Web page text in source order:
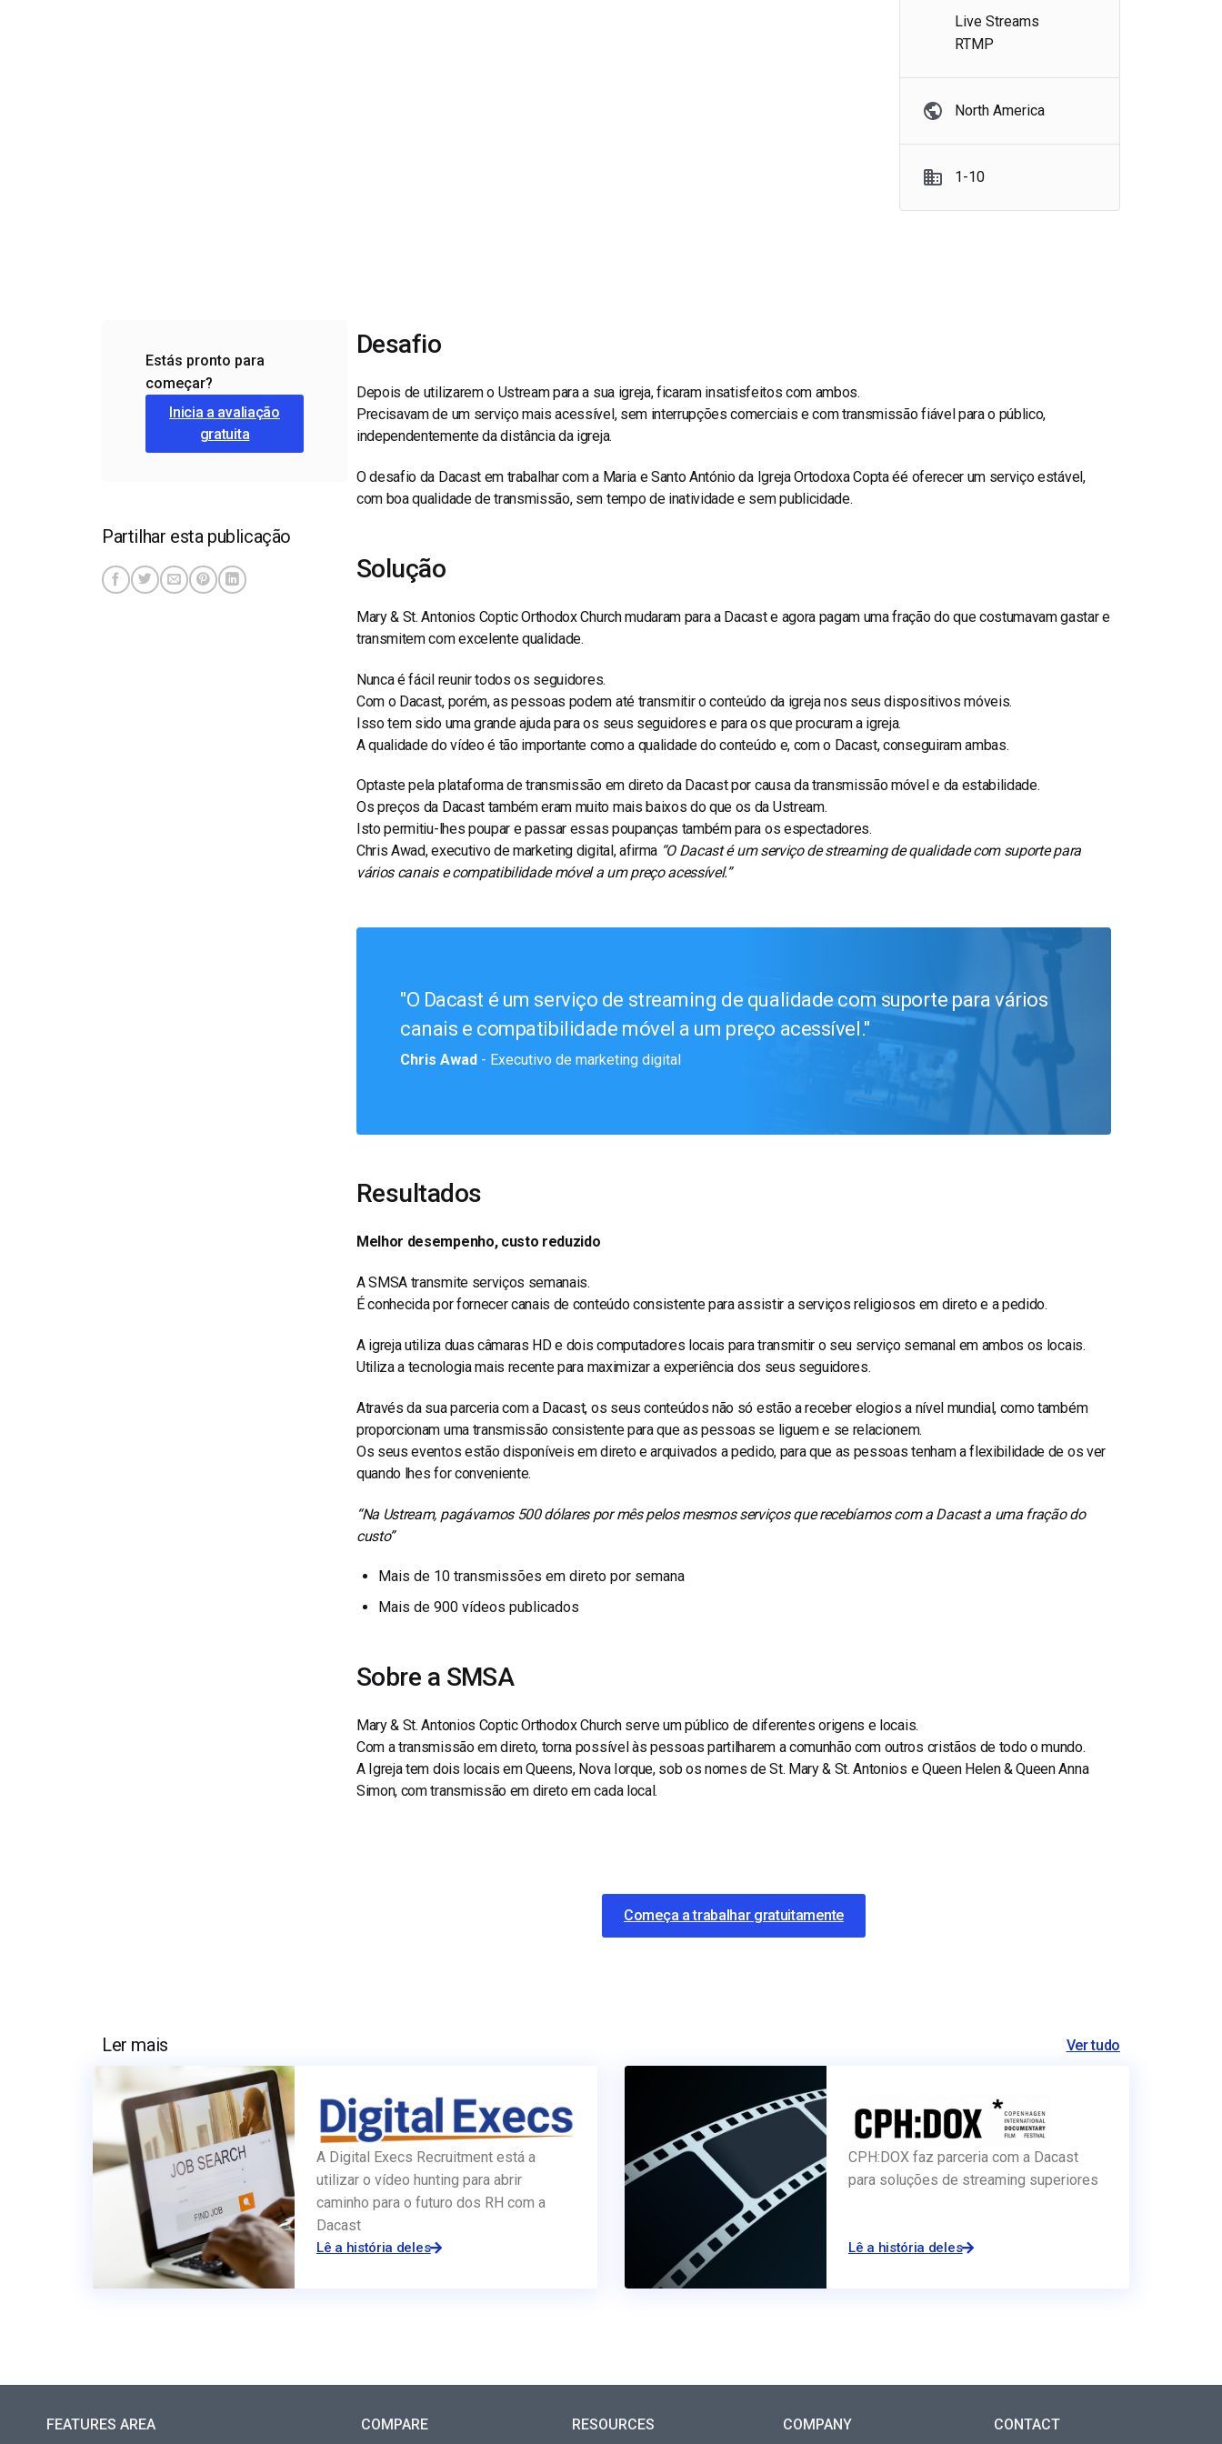
Live Streams
RTMP
North America
1-10
Estás pronto para
começar?
Inicia a avaliação
gratuita
Partilhar esta publicação
Desafio
Depois de utilizarem o Ustream para a sua igreja, ficaram insatisfeitos com ambos.
Precisavam de um serviço mais acessível, sem interrupções comerciais e com transmissão fiável para o público,
independentemente da distância da igreja.
O desafio da Dacast em trabalhar com a Maria e Santo António da Igreja Ortodoxa Copta éé oferecer um serviço estável,
com boa qualidade de transmissão, sem tempo de inatividade e sem publicidade.
Solução
Mary & St. Antonios Coptic Orthodox Church mudaram para a Dacast e agora pagam uma fração do que costumavam gastar e
transmitem com excelente qualidade.
Nunca é fácil reunir todos os seguidores.
Com o Dacast, porém, as pessoas podem até transmitir o conteúdo da igreja nos seus dispositivos móveis.
Isso tem sido uma grande ajuda para os seus seguidores e para os que procuram a igreja.
A qualidade do vídeo é tão importante como a qualidade do conteúdo e, com o Dacast, conseguiram ambas.
Optaste pela plataforma de transmissão em direto da Dacast por causa da transmissão móvel e da estabilidade.
Os preços da Dacast também eram muito mais baixos do que os da Ustream.
Isto permitiu-lhes poupar e passar essas poupanças também para os espectadores.
Chris Awad, executivo de marketing digital, afirma “O Dacast é um serviço de streaming de qualidade com suporte para
vários canais e compatibilidade móvel a um preço acessível.”
O Dacast é um serviço de streaming de qualidade com suporte para vários
canais e compatibilidade móvel a um preço acessível.
Chris Awad - Executivo de marketing digital
Resultados
Melhor desempenho, custo reduzido
A SMSA transmite serviços semanais.
É conhecida por fornecer canais de conteúdo consistente para assistir a serviços religiosos em direto e a pedido.
A igreja utiliza duas câmaras HD e dois computadores locais para transmitir o seu serviço semanal em ambos os locais.
Utiliza a tecnologia mais recente para maximizar a experiência dos seus seguidores.
Através da sua parceria com a Dacast, os seus conteúdos não só estão a receber elogios a nível mundial, como também
proporcionam uma transmissão consistente para que as pessoas se liguem e se relacionem.
Os seus eventos estão disponíveis em direto e arquivados a pedido, para que as pessoas tenham a flexibilidade de os ver
quando lhes for conveniente.
“Na Ustream, pagávamos 500 dólares por mês pelos mesmos serviços que recebíamos com a Dacast a uma fração do
custo”
Mais de 10 transmissões em direto por semana
Mais de 900 vídeos publicados
Sobre a SMSA
Mary & St. Antonios Coptic Orthodox Church serve um público de diferentes origens e locais.
Com a transmissão em direto, torna possível às pessoas partilharem a comunhão com outros cristãos de todo o mundo.
A Igreja tem dois locais em Queens, Nova Iorque, sob os nomes de St. Mary & St. Antonios e Queen Helen & Queen Anna
Simon, com transmissão em direto em cada local.
Começa a trabalhar gratuitamente
Ler mais Ver tudo
A Digital Execs Recruitment está a
utilizar o vídeo hunting para abrir
caminho para o futuro dos RH com a
Dacast
Lê a história deles
CPH:DOX faz parceria com a Dacast
para soluções de streaming superiores
Lê a história deles
FEATURES AREA COMPARE RESOURCES COMPANY CONTACT